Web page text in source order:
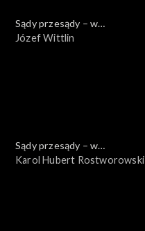
Sądy przesądy – w
powiększeniu
Józef Wittlin
Sądy przesądy – w
powiększeniu
Karol Hubert Rostworowski